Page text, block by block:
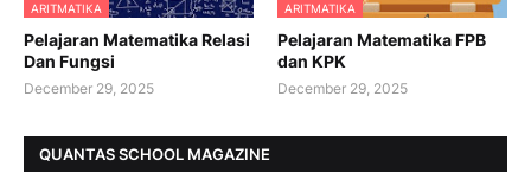
ARITMATIKA
Pelajaran Matematika Relasi
Dan Fungsi
December 29, 2025
ARITMATIKA
Pelajaran Matematika FPB
dan KPK
December 29, 2025
QUANTAS SCHOOL MAGAZINE